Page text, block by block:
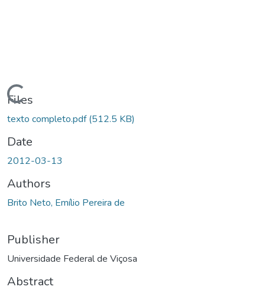
Files
texto completo.pdf(512.5 KB)
Date
2012-03-13
Authors
Brito Neto, Emílio Pereira de
Publisher
Universidade Federal de Viçosa
Abstract